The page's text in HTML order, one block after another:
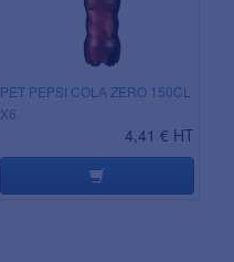
PET PEPSI COLA ZERO 150CL
X6
4,41 € HT